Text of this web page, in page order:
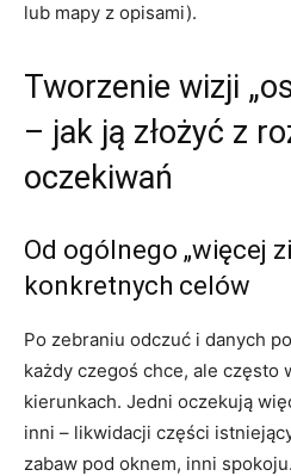
lub mapy z opisami).
Tworzenie wizji
– jak ją złożyć z
oczekiwań
Od ogólnego „więcej
konkretnych celów
Po zebraniu odczuć i danych
każdy czegoś chce, ale często
kierunkach. Jedni oczekują
inni – likwidacji części
zabaw pod oknem, inni